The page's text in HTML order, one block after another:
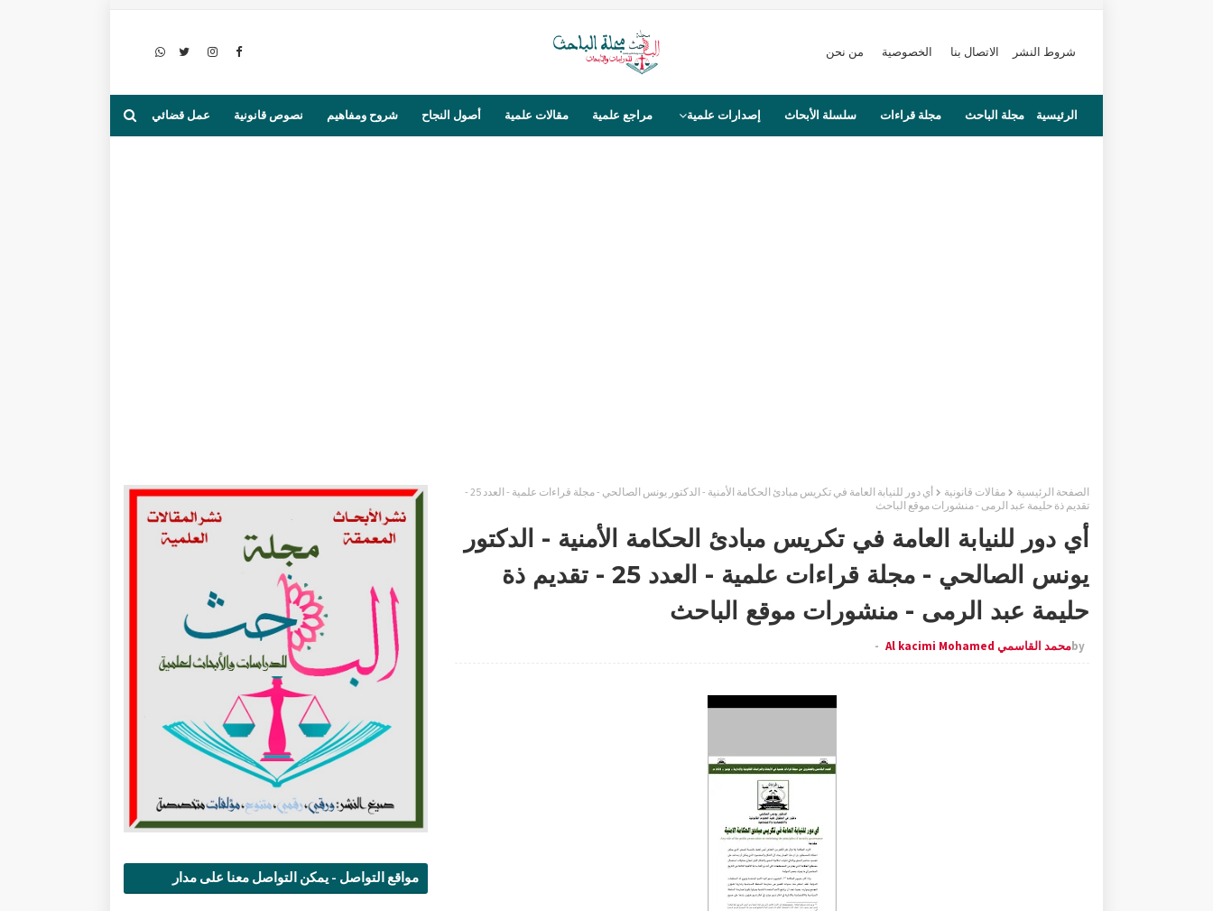
شروط النشر الاتصال بنا الخصوصية من نحن
الرئيسية مجلة الباحث مجلة قراءات سلسلة الأبحاث إصدارات علمية مراجع علمية مقالات علمية أصول النجاح شروح ومفاهيم نصوص قانونية عمل قضائي
الصفحة الرئيسية مقالات قانونية
أي دور للنيابة العامة في تكريس مبادئ الحكامة الأمنية - الدكتور يونس الصالحي - مجلة قراءات علمية - العدد 25 -
تقديم ذة حليمة عبد الرمى - منشورات موقع الباحث
أي دور للنيابة العامة في تكريس مبادئ الحكامة الأمنية - الدكتور
يونس الصالحي - مجلة قراءات علمية - العدد 25 - تقديم ذة
حليمة عبد الرمى - منشورات موقع الباحث
byمحمد القاسمي Al kacimi Mohamed
مواقع التواصل - يمكن التواصل معنا على مدار